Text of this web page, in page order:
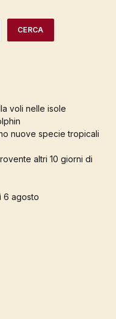
CERCA
voli nelle isole
nuove specie tropicali
altri 10 giorni di
6 agosto